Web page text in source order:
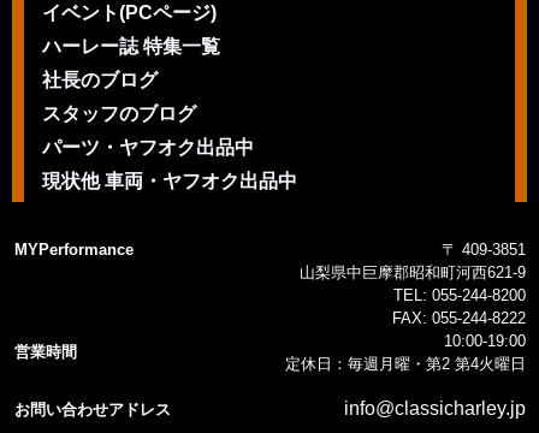
イベント(PCページ)
ハーレー誌 特集一覧
社長のブログ
スタッフのブログ
パーツ・ヤフオク出品中
現状他 車両・ヤフオク出品中
MYPerformance
〒 409-3851
山梨県中巨摩郡昭和町河西621-9
TEL: 055-244-8200
FAX: 055-244-8222
営業時間
10:00-19:00
定休日：毎週月曜・第2 第4火曜日
お問い合わせアドレス info@classicharley.jp